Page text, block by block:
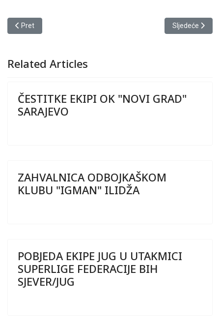
Prethodni članak: OBAVIJEST KLUBOVIMA UČESNICIMA
Pret Sljedeći članak:
Sljedeće
Related Articles
ČESTITKE EKIPI OK "NOVI GRAD"
SARAJEVO
ZAHVALNICA ODBOJKAŠKOM
KLUBU "IGMAN" ILIDŽA
POBJEDA EKIPE JUG U UTAKMICI
SUPERLIGE FEDERACIJE BIH
SJEVER/JUG